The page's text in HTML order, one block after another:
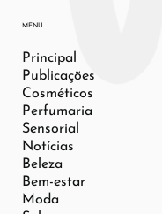
MENU
Principal
Publicações
Cosméticos
Perfumaria
Sensorial
Notícias
Beleza
Bem-estar
Moda